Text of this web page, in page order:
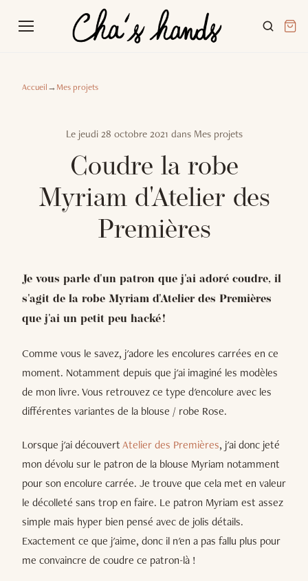
Accueil→Mes projets
Le jeudi 28 octobre 2021 dans Mes projets
Coudre la robe
Myriam d'Atelier des
Premières
Je vous parle d'un patron que j'ai adoré coudre, il
s'agit de la robe Myriam d'Atelier des Premières
que j'ai un petit peu hacké !
Comme vous le savez, j'adore les encolures carrées en ce
moment. Notamment depuis que j'ai imaginé les modèles
de mon livre. Vous retrouvez ce type d'encolure avec les
différentes variantes de la blouse / robe Rose.
Lorsque j'ai découvertAtelier des Premières, j'ai donc jeté
mon dévolu sur le patron de la blouse Myriam notamment
pour son encolure carrée. Je trouve que cela met en valeur
le décolleté sans trop en faire. Le patron Myriam est assez
simple mais hyper bien pensé avec de jolis détails.
Exactement ce que j'aime, donc il n'en a pas fallu plus pour
me convaincre de coudre ce patron-là !